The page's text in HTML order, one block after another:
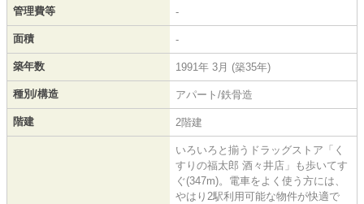
管理費等 -
面積 -
築年数 1991年 3月 (築35年)
種別/構造 アパート/鉄骨造
階建 2階建
いろいろと揃うドラッグストア「く
すりの福太郎 酒々井店」も歩いてす
ぐ(347m)。電車をよく使う方には、
やはり2駅利用可能な物件が快適で